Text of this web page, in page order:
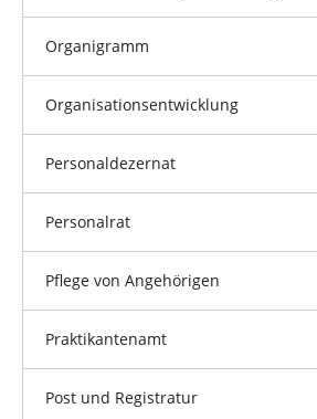
Organigramm
Organisationsentwicklung
Personaldezernat
Personalrat
Pflege von Angehörigen
Praktikantenamt
Post und Registratur